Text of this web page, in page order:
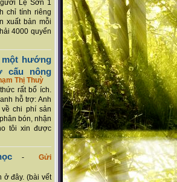
Lệ Sơn 1
chỉ tính riêng
xuất bản mỗi
4000 quyển
một hướng
cấu nông
Thị Thuỳ
rất bổ ích.
hỗ trợ: Anh
chi phí sản
bón, nhận
tôi xin được
-Gửi
ở đây. (bài vết